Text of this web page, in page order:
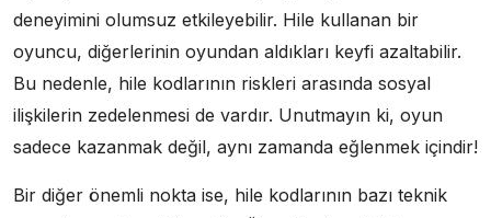
deneyimini olumsuz etkileyebilir. Hile kullanan bir
oyuncu, diğerlerinin oyundan aldıkları keyfi azaltabilir.
Bu nedenle, hile kodlarının riskleri arasında sosyal
ilişkilerin zedelenmesi de vardır. Unutmayın ki, oyun
sadece kazanmak değil, aynı zamanda eğlenmek içindir!
Bir diğer önemli nokta ise, hile kodlarının bazı teknik